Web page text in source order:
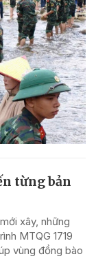
từng bản
xây, những
MTQG 1719
vùng đồng bào